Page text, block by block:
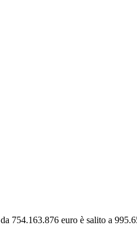
754.163.876 euro è salito a